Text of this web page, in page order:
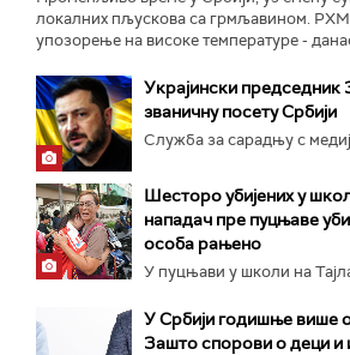
локалних пљускова са грмљавином.
упозорење на високе температуре -
Украјински председник
званичну посету Србији
Служба за сарадњу с
Шесторо убијених у
нападач пре пуцњаве
особа рањено
У пуцњави у школи на
У Србији годишње више
Зашто спорови о деци и